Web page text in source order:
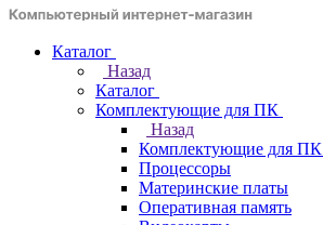
Каталог
Назад
Каталог
Комплектующие для ПК
Назад
Комплектующие для ПК
Процессоры
Материнские платы
Оперативная память